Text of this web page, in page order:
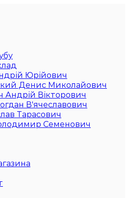
Юрійович
Денис Миколайович
Андрій Вікторович
В'ячеславович
Тарасович
Семенович